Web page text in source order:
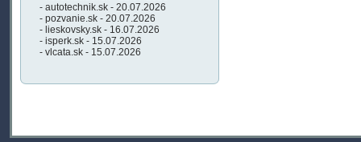
- autotechnik.sk - 20.07.2026
- pozvanie.sk - 20.07.2026
- lieskovsky.sk - 16.07.2026
- isperk.sk - 15.07.2026
- vlcata.sk - 15.07.2026